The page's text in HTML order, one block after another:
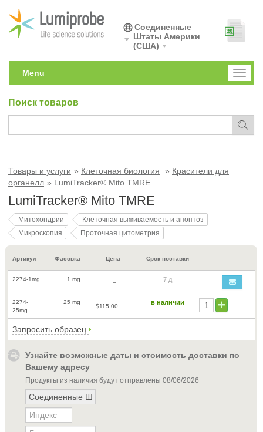
Соединенные
Штаты Америки
(США)
Toggle
Menu
Поиск товаров
Товары и услуги Клеточная биология
Красители для
органелл
LumiTracker® Mito TMRE
LumiTracker® Mito TMRE
Митохондрии
Клеточная выживаемость и апоптоз
Микроскопия
Проточная цитометрия
Артикул Фасовка Цена Срок поставки
2274-1mg 1 mg – 7 д
2274-
25mg
25 mg
$115.00
в наличии
Запросить образец
Узнайте возможные даты и стоимость доставки по
Вашему адресу
Продукты из наличия будут отправлены 08/06/2026